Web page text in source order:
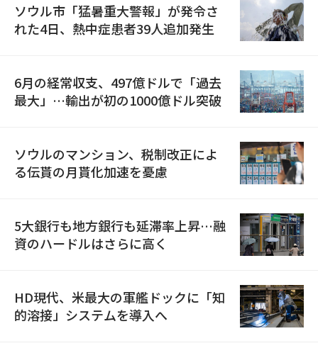
ソウル市「猛暑重大警報」が発令さ
れた4日、熱中症患者39人追加発生
6月の経常収支、497億ドルで「過去
最大」…輸出が初の1000億ドル突破
ソウルのマンション、税制改正によ
る伝貰の月貰化加速を憂慮
5大銀行も地方銀行も延滞率上昇…融
資のハードルはさらに高く
HD現代、米最大の軍艦ドックに「知
的溶接」システムを導入へ